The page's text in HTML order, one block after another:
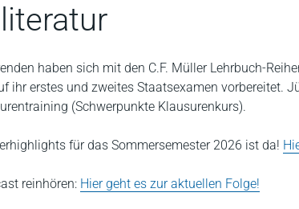
haben sich mit den C.F. Müller Lehrbuch-
ihr erstes und zweites Staatsexamen
(Schwerpunkte Klausurenkurs).
für das Sommersemester 2026 ist da!
reinhören: Hier geht es zur aktuellen Folge!